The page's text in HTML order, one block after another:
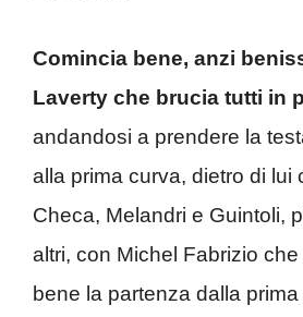
Comincia bene, anzi
Laverty che brucia tutti in
andandosi a prendere la
alla prima curva, dietro di lui
Checa, Melandri e Guintoli,
altri, con Michel Fabrizio
bene la partenza dalla